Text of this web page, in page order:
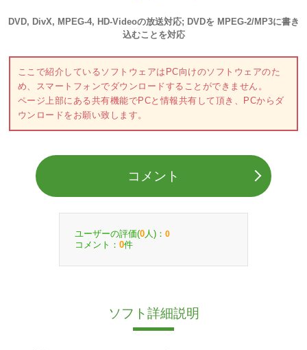
DVD, DivX, MPEG-4, HD-Videoの放送対応; DVDを MPEG-2/MP3に書き
込むことを対応
ここで紹介しているソフトウェアはPC向けのソフトウェアのた
め、スマートフォンでダウンロードすることができません。
ページ上部にある共有機能でPCと情報共有して頂き、PCからダ
ウンロードをお願い致します。
コメント
ユーザーの評価(0 人)： 0
コメント： 0件
ソフト詳細説明